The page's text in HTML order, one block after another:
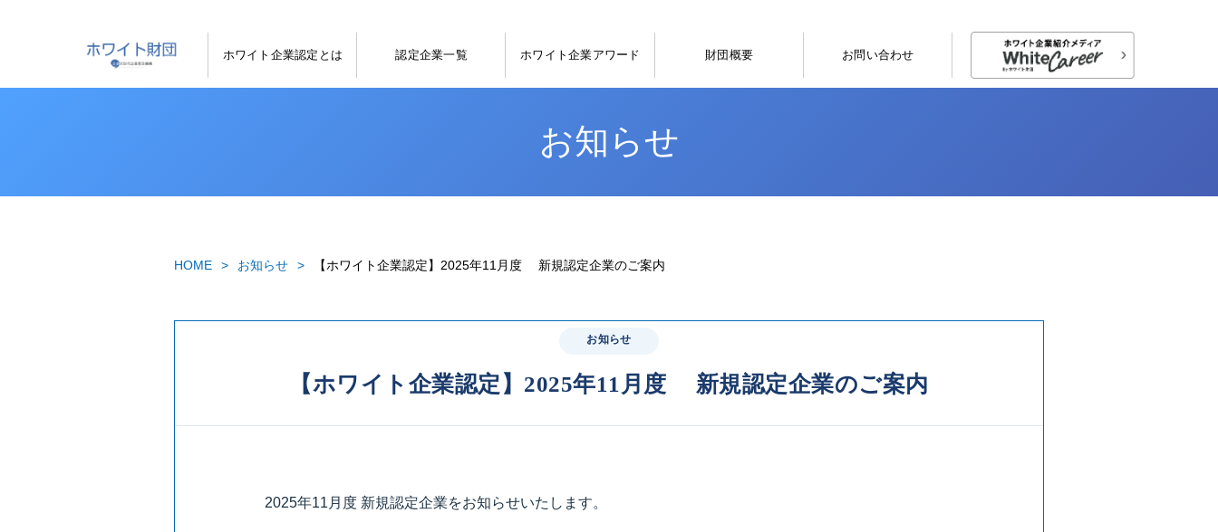
ホワイト企業認定とは 認定企業一覧 ホワイト企業アワード 財団概要 お問い合わせ
お知らせ
HOME お知らせ 【ホワイト企業認定】2025年11月度 新規認定企業のご案内
お知らせ
【ホワイト企業認定】2025年11月度 新規認定企業のご案内
2025年11月度 新規認定企業をお知らせいたします。